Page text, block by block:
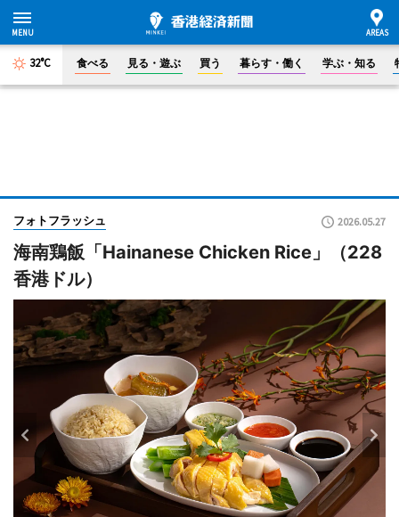
32°C 食べる 見る・遊ぶ 買う 暮らす・働く 学ぶ・知る
フォトフラッシュ 2026.05.27
海南鶏飯「Hainanese Chicken Rice」（228
香港ドル）